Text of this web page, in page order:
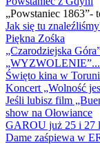
„Powstaniec 1863”-
Jak się tu
Piękna Zośka
„Czarodziejska
Święto kina w
Koncert „Wolność
Jeśli lubisz film
show na Ołowiance
GAROU już 25 i 27
Dame zaśpiewa w